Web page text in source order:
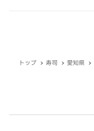
トップ 寿司 愛知県